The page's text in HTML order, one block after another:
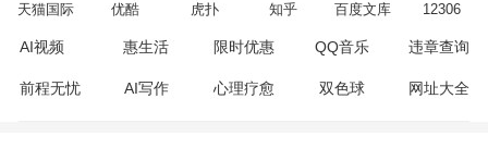
天猫国际 优酷 虎扑 知乎 百度文库 12306
AI视频 惠生活 限时优惠 QQ音乐 违章查询
前程无忧 AI写作 心理疗愈 双色球 网址大全